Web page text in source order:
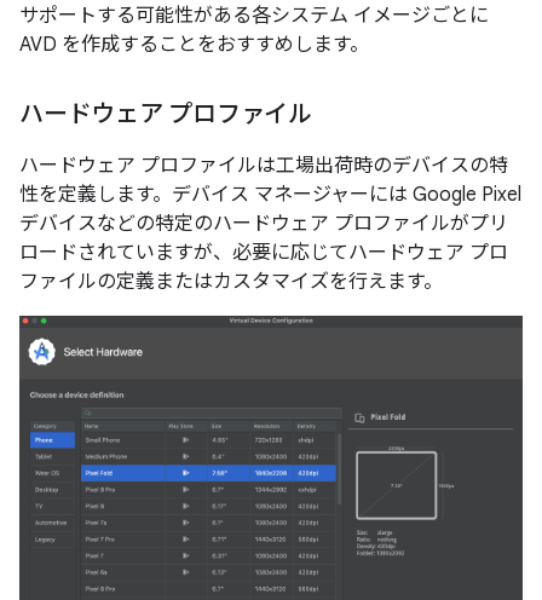
サポートする可能性がある各システム イメージごとに
AVD を作成することをおすすめします。
ハードウェア プロファイル
ハードウェア プロファイルは工場出荷時のデバイスの特
性を定義します。デバイス マネージャーには Google Pixel
デバイスなどの特定のハードウェア プロファイルがプリ
ロードされていますが、必要に応じてハードウェア プロ
ファイルの定義またはカスタマイズを行えます。